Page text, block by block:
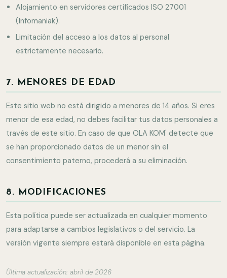
Alojamiento en servidores certificados ISO 27001
(Infomaniak).
Limitación del acceso a los datos al personal
estrictamente necesario.
7. MENORES DE EDAD
Este sitio web no está dirigido a menores de 14 años. Si eres
menor de esa edad, no debes facilitar tus datos personales a
través de este sitio. En caso de que OLA KOM' detecte que
se han proporcionado datos de un menor sin el
consentimiento paterno, procederá a su eliminación.
8. MODIFICACIONES
Esta política puede ser actualizada en cualquier momento
para adaptarse a cambios legislativos o del servicio. La
versión vigente siempre estará disponible en esta página.
Última actualización: abril de 2026